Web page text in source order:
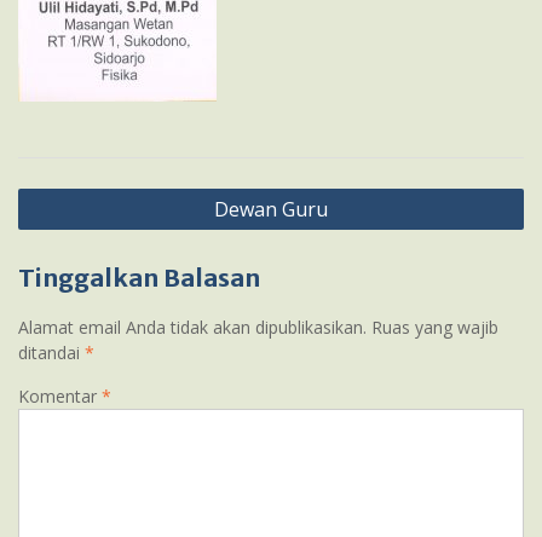
Navigasi
pos
Dewan Guru
Tinggalkan Balasan
Alamat email Anda tidak akan dipublikasikan. Ruas yang wajib
ditandai *
Komentar *